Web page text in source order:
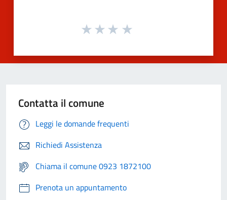
Contatta il comune
Leggi le domande frequenti
Richiedi Assistenza
Chiama il comune 0923 1872100
Prenota un appuntamento